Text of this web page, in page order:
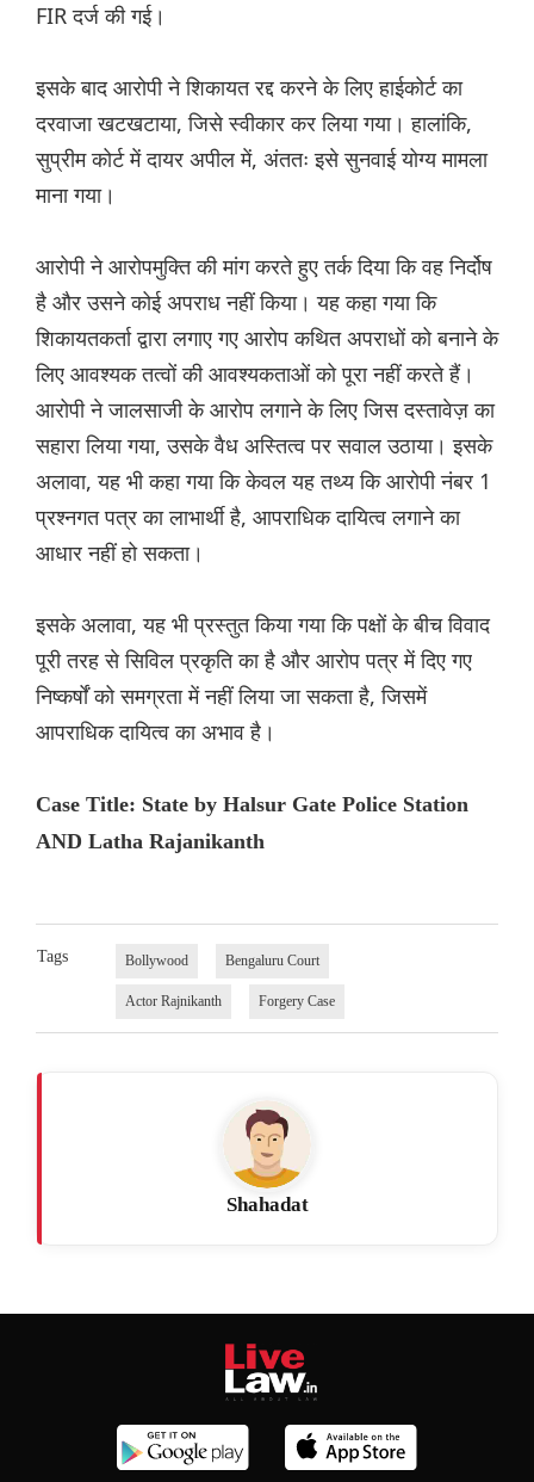
FIR दर्ज की गई।
इसके बाद आरोपी ने शिकायत रद्द करने के लिए हाईकोर्ट का
दरवाजा खटखटाया, जिसे स्वीकार कर लिया गया। हालांकि,
सुप्रीम कोर्ट में दायर अपील में, अंततः इसे सुनवाई योग्य मामला
माना गया।
आरोपी ने आरोपमुक्ति की मांग करते हुए तर्क दिया कि वह निर्दोष
है और उसने कोई अपराध नहीं किया। यह कहा गया कि
शिकायतकर्ता द्वारा लगाए गए आरोप कथित अपराधों को बनाने के
लिए आवश्यक तत्वों की आवश्यकताओं को पूरा नहीं करते हैं।
आरोपी ने जालसाजी के आरोप लगाने के लिए जिस दस्तावेज़ का
सहारा लिया गया, उसके वैध अस्तित्व पर सवाल उठाया। इसके
अलावा, यह भी कहा गया कि केवल यह तथ्य कि आरोपी नंबर 1
प्रश्नगत पत्र का लाभार्थी है, आपराधिक दायित्व लगाने का
आधार नहीं हो सकता।
इसके अलावा, यह भी प्रस्तुत किया गया कि पक्षों के बीच विवाद
पूरी तरह से सिविल प्रकृति का है और आरोप पत्र में दिए गए
निष्कर्षों को समग्रता में नहीं लिया जा सकता है, जिसमें
आपराधिक दायित्व का अभाव है।
Case Title: State by Halsur Gate Police Station
AND Latha Rajanikanth
Tags Bollywood Bengaluru Court
Actor Rajnikanth Forgery Case
Shahadat